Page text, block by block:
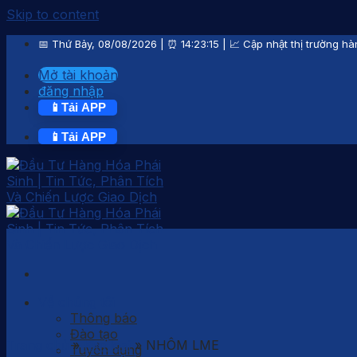
Skip to content
📅 Thứ Bảy, 08/08/2026 | ⏰ 14:23:15 | 📈 Cập nhật thị trường
Mở tài khoản
đăng nhập
📱 Tải APP
📱 Tải APP
Thông báo
Đào tạo
Tuyển dụng
Trang chủ »Kim loại» NHÔM LME